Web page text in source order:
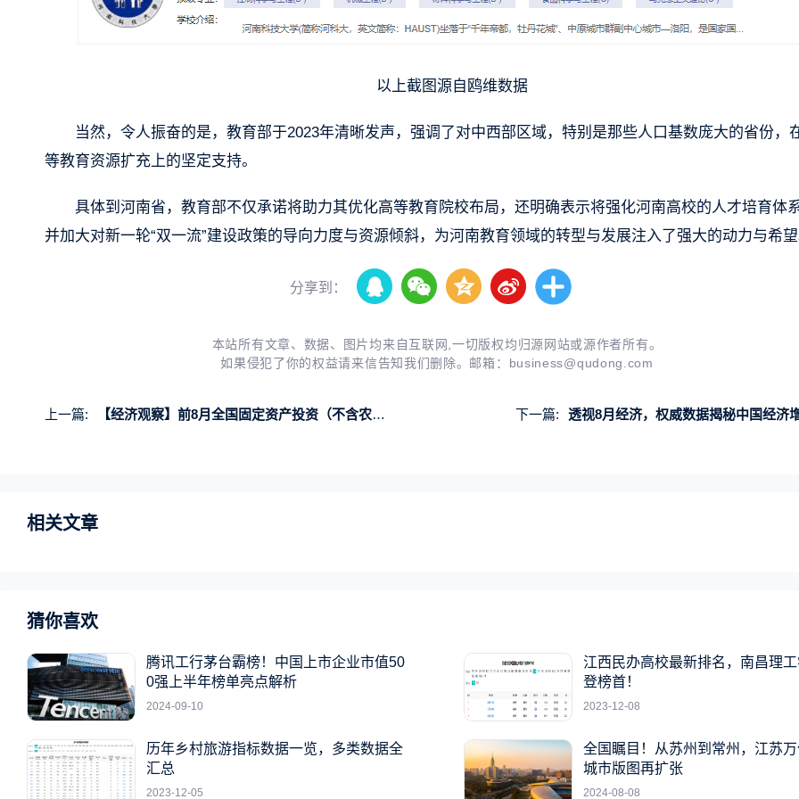
以上截图源自鸥维数据
当然，令人振奋的是，教育部于2023年清晰发声，强调了对中西部区域，特别是那些人口基数庞大的省份，
等教育资源扩充上的坚定支持。
具体到河南省，教育部不仅承诺将助力其优化高等教育院校布局，还明确表示将强化河南高校的人才培育体系
并加大对新一轮“双一流”建设政策的导向力度与资源倾斜，为河南教育领域的转型与发展注入了强大的动力与希望
分享到：
本站所有文章、数据、图片均来自互联网,一切版权均归源网站或源作者所有。
如果侵犯了你的权益请来信告知我们删除。邮箱： business@qudong.com
上一篇: 【经济观察】前8月全国固定资产投资（不含农户）329385亿元，同比增长3.4% 下一篇: 透视8月经济，权威数据揭秘中国经济
相关文章
猜你喜欢
腾讯工行茅台霸榜！中国上市企业市值50
0强上半年榜单亮点解析
2024-09-10
江西民办高校最新排名，南昌理
登榜首！
2023-12-08
历年乡村旅游指标数据一览，多类数据全
汇总
2023-12-05
全国瞩目！从苏州到常州，江苏
城市版图再扩张
2024-08-08